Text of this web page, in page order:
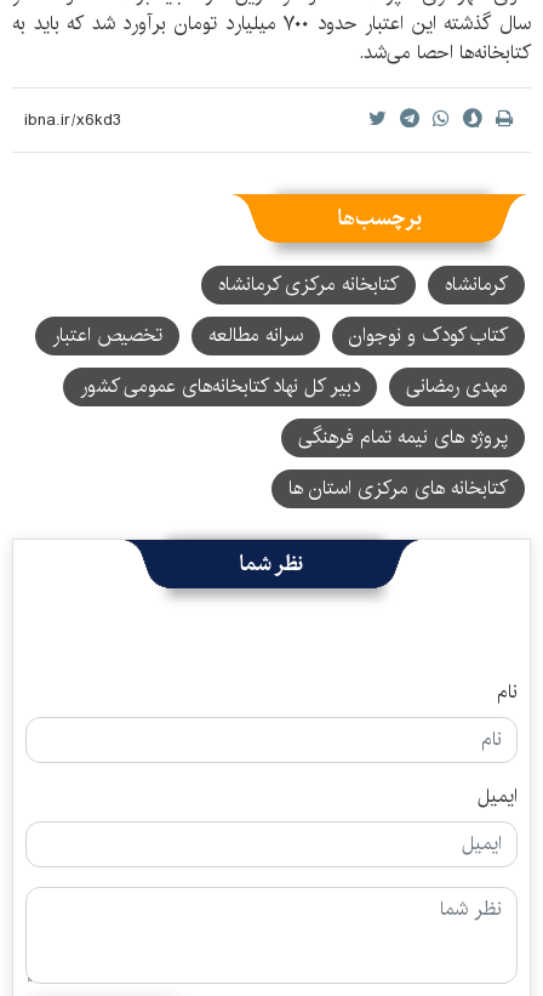
سال گذشته این اعتبار حدود ۷۰۰ میلیارد تومان برآورد شد که باید به
کتابخانه‌ها احصا می‌شد.
برچسب‌ها
کرمانشاه
کتابخانه مرکزی کرمانشاه
کتاب کودک و نوجوان
سرانه مطالعه
تخصیص اعتبار
مهدی رمضانی
دبیر کل نهاد کتابخانه‌های عمومی کشور
پروژه های نیمه تمام فرهنگی
کتابخانه های مرکزی استان ها
نظر شما
نام
ایمیل